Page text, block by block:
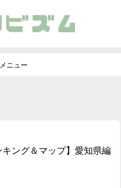
メニュー
ング＆マップ】愛知県編